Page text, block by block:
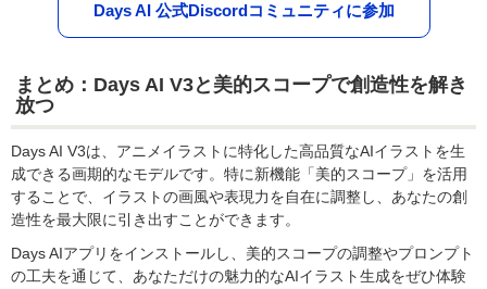
Days AI 公式Discordコミュニティに参加
まとめ：Days AI V3と美的スコープで創造性を解き
放つ
Days AI V3は、アニメイラストに特化した高品質なAIイラストを生
成できる画期的なモデルです。特に新機能「美的スコープ」を活用
することで、イラストの画風や表現力を自在に調整し、あなたの創
造性を最大限に引き出すことができます。
Days AIアプリをインストールし、美的スコープの調整やプロンプト
の工夫を通じて、あなただけの魅力的なAIイラスト生成をぜひ体験